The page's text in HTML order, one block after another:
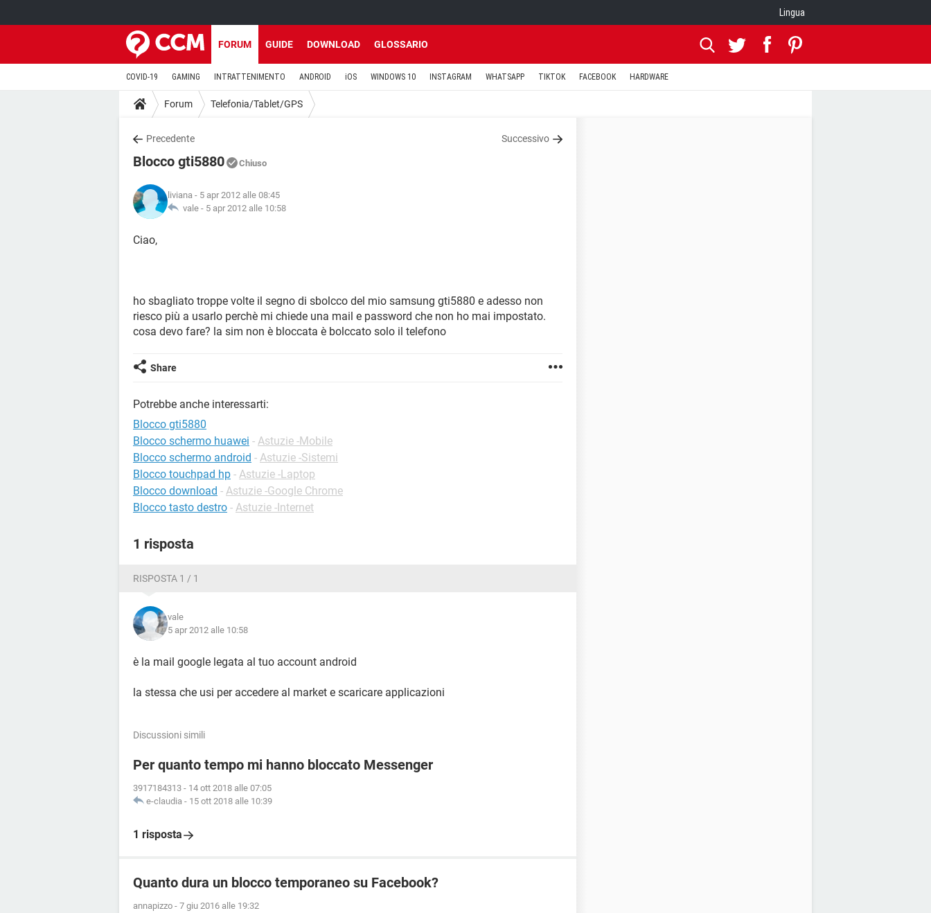
Lingua
FORUM GUIDE DOWNLOAD GLOSSARIO
COVID-19 GAMING INTRATTENIMENTO ANDROID iOS WINDOWS 10 INSTAGRAM WHATSAPP TIKTOK FACEBOOK HARDWARE
Forum Telefonia/Tablet/GPS
Precedente Successivo
Blocco gti5880 Chiuso
liviana - 5 apr 2012 alle 08:45
vale - 5 apr 2012 alle 10:58
Ciao,
ho sbagliato troppe volte il segno di sbolcco del mio samsung gti5880 e adesso non
riesco più a usarlo perchè mi chiede una mail e password che non ho mai impostato.
cosa devo fare? la sim non è bloccata è bolccato solo il telefono
Share
Potrebbe anche interessarti:
Blocco gti5880
Blocco schermo huawei - Astuzie -Mobile
Blocco schermo android - Astuzie -Sistemi
Blocco touchpad hp - Astuzie -Laptop
Blocco download - Astuzie -Google Chrome
Blocco tasto destro - Astuzie -Internet
1 risposta
RISPOSTA 1 / 1
vale
5 apr 2012 alle 10:58
è la mail google legata al tuo account android
la stessa che usi per accedere al market e scaricare applicazioni
Discussioni simili
Per quanto tempo mi hanno bloccato Messenger
3917184313 - 14 ott 2018 alle 07:05
e-claudia - 15 ott 2018 alle 10:39
1 risposta
Quanto dura un blocco temporaneo su Facebook?
annapizzo - 7 giu 2016 alle 19:32